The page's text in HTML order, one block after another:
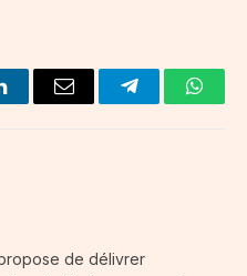
Email Telegram
de délivrer